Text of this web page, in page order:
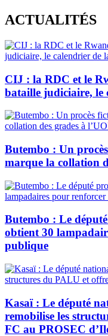
Skip
to
content
ACTUALITÉS
CIJ : la RDC et le
bataille judiciaire, le
Butembo : Un
marque la collation
Butembo : Le
obtient 30
publique
Kasaï : Le député
remobilise les
FC au PROSEC